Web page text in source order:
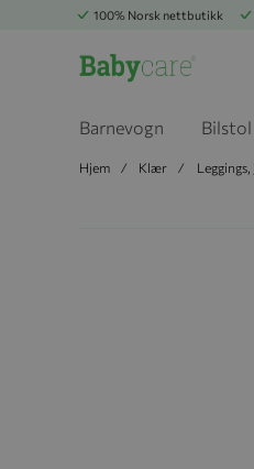
100% Norsk nettbutikk
Barnevogn Bilstol
Hjem Klær Leggings,